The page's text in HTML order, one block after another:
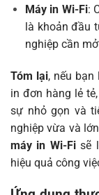
Máy in Wi-Fi:
là khoản đầu
nghiệp cần
Tóm lại, nếu bạn
in đơn hàng lẻ tẻ,
sự nhỏ gọn và
nghiệp vừa và
máy in Wi-Fisẽ
hiệu quả công